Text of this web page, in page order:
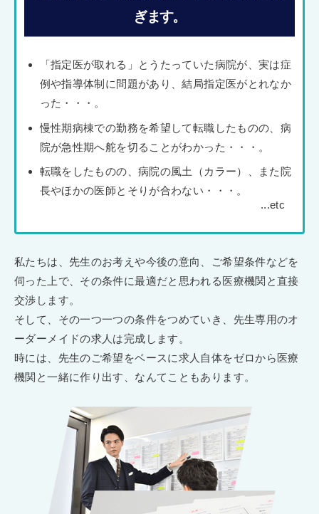
ぎます。
「指定医が取れる」とうたっていた病院が、実は症
例や指導体制に問題があり、結局指定医がとれなか
った・・・。
慢性期病棟での勤務を希望して転職したものの、病
院が急性期へ舵を切ることがわかった・・・。
転職をしたものの、病院の風土（カラー）、また院
長やほかの医師とそりが合わない・・・。
私たちは、先生のお考えや今後の意向、ご希望条件などを
伺った上で、その条件に最適だと思われる医療機関と直接
交渉します。
そして、その一つ一つの条件をつめていき、先生専用のオ
ーダーメイドの求人は完成します。
時には、先生のご希望をベースに求人自体をゼロから医療
機関と一緒に作り出す、なんてこともあります。